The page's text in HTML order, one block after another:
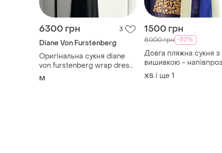
6300 грн 3
Diane Von Furstenberg
Оригінальна сукня diane
von furstenberg wrap dress
m
M
1500 грн
8000 грн -82%
Довга пляжна сукня з
вишивкою -
невагома та вишукана
ХS і ще 1